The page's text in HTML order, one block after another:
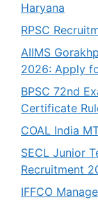
Haryana
RPSC
AIIMS
2026: Apply
BPSC 72nd
Certificate
COAL India
SECL Junior
Recruitment
IFFCO